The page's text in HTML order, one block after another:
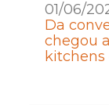
01/06/
Da
chegou
kitchens